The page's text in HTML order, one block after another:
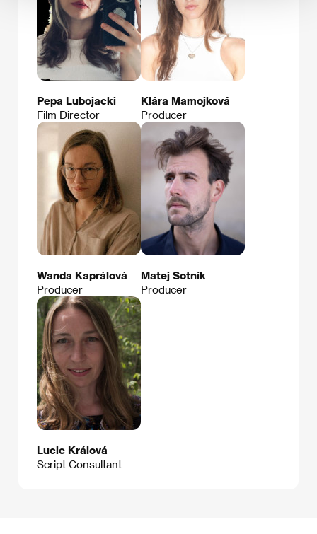
Pepa Lubojacki
Film Director
Klára Mamojková
Producer
Wanda Kaprálová
Producer
Matej Sotník
Producer
Lucie Králová
Script Consultant